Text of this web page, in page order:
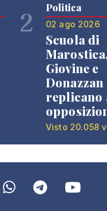
2 Politica
02 ago 2026
Scuola di
Giovine e
Donazzan
replicano
Visto 20.058